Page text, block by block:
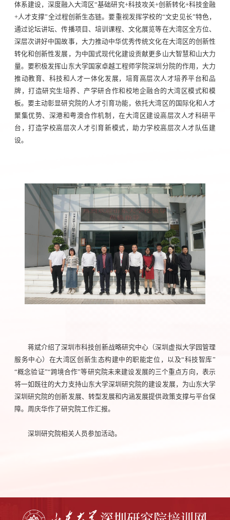
体系建设，深度融入大湾区“基础研究+科技攻关+创新转化+科技金融
+人才支撑”全过程创新生态链。要重视发挥学校的“文史见长”特色，
通过论坛讲坛、传播项目、培训课程、文化展览等在大湾区全方位、
深层次讲好中国故事，大力推动中华优秀传统文化在大湾区的创新性
转化和创新性发展，为中国式现代化建设贡献更多山大智慧和山大力
量。要积极发挥山东大学国家卓越工程师学院深圳分院的作用，大力
推动教育、科技和人才一体化发展，培育高层次人才培养平台和品
牌，打造研究生培养、产学研合作和校地企融合的大湾区模式和模
板。要主动彰显研究院的人才引育功能，依托大湾区的国际化和人才
聚集优势、深港和粤澳合作机制，在大湾区建设高层次人才科研平
台，打造学校高层次人才引育新模式，助力学校高层次人才队伍建
设。
蒋斌介绍了深圳市科技创新战略研究中心（深圳虚拟大学园管理
服务中心）在大湾区创新生态构建中的职能定位，以及“科技智库”
“概念验证”“跨境合作”等研究院未来建设发展的三个重点方向，表示
将一如既往的大力支持山东大学深圳研究院的建设发展，为山东大学
深圳研究院的创新发展、转型发展和内涵发展提供政策支撑与平台保
障。周庆华作了研究院工作汇报。
深圳研究院相关人员参加活动。